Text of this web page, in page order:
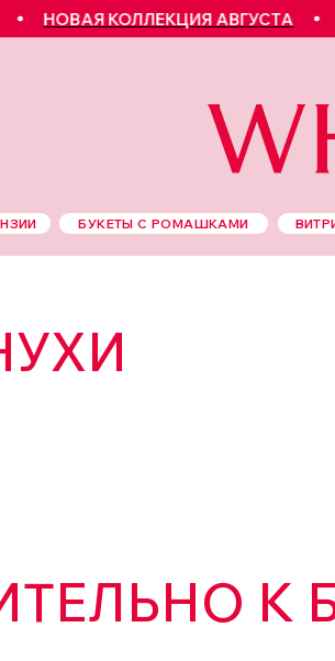
НОВАЯ КОЛЛЕКЦИЯ АВГУСТА
БУКЕТЫ С РОМАШКАМИ
К